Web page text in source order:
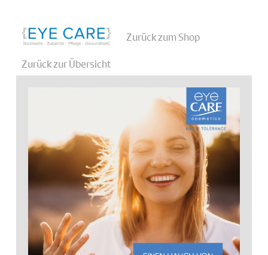
Zurück zum Shop
Zurück zur Übersicht